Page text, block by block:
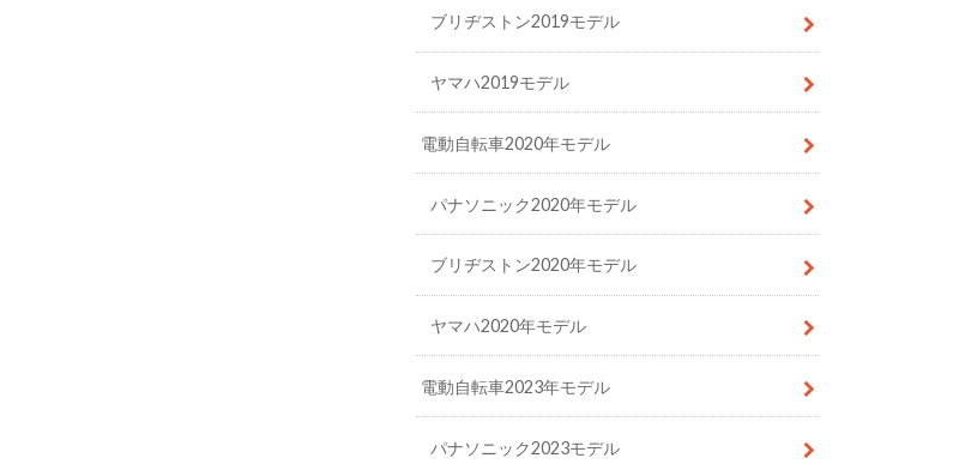
ブリヂストン2019モデル
ヤマハ2019モデル
電動自転車2020年モデル
パナソニック2020年モデル
ブリヂストン2020年モデル
ヤマハ2020年モデル
電動自転車2023年モデル
パナソニック2023モデル